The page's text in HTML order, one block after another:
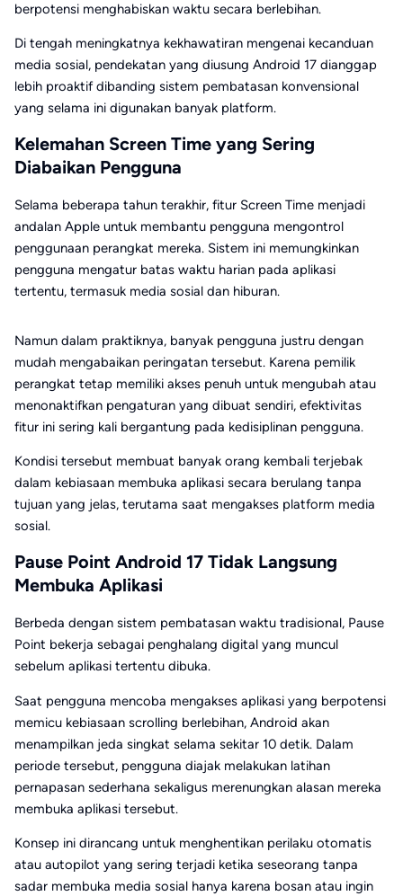
berpotensi menghabiskan waktu secara berlebihan.
Di tengah meningkatnya kekhawatiran mengenai kecanduan
media sosial, pendekatan yang diusung Android 17 dianggap
lebih proaktif dibanding sistem pembatasan konvensional
yang selama ini digunakan banyak platform.
Kelemahan Screen Time yang Sering
Diabaikan Pengguna
Selama beberapa tahun terakhir, fitur Screen Time menjadi
andalan Apple untuk membantu pengguna mengontrol
penggunaan perangkat mereka. Sistem ini memungkinkan
pengguna mengatur batas waktu harian pada aplikasi
tertentu, termasuk media sosial dan hiburan.
Namun dalam praktiknya, banyak pengguna justru dengan
mudah mengabaikan peringatan tersebut. Karena pemilik
perangkat tetap memiliki akses penuh untuk mengubah atau
menonaktifkan pengaturan yang dibuat sendiri, efektivitas
fitur ini sering kali bergantung pada kedisiplinan pengguna.
Kondisi tersebut membuat banyak orang kembali terjebak
dalam kebiasaan membuka aplikasi secara berulang tanpa
tujuan yang jelas, terutama saat mengakses platform media
sosial.
Pause Point Android 17 Tidak Langsung
Membuka Aplikasi
Berbeda dengan sistem pembatasan waktu tradisional, Pause
Point bekerja sebagai penghalang digital yang muncul
sebelum aplikasi tertentu dibuka.
Saat pengguna mencoba mengakses aplikasi yang berpotensi
memicu kebiasaan scrolling berlebihan, Android akan
menampilkan jeda singkat selama sekitar 10 detik. Dalam
periode tersebut, pengguna diajak melakukan latihan
pernapasan sederhana sekaligus merenungkan alasan mereka
membuka aplikasi tersebut.
Konsep ini dirancang untuk menghentikan perilaku otomatis
atau autopilot yang sering terjadi ketika seseorang tanpa
sadar membuka media sosial hanya karena bosan atau ingin